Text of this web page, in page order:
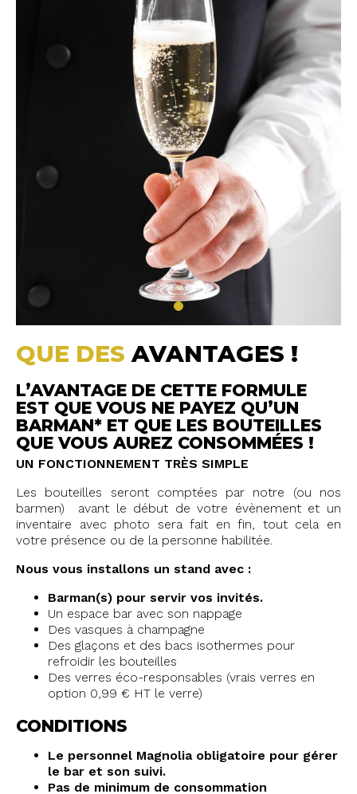
QUE DESAVANTAGES !
L’AVANTAGE DE CETTE FORMULE
EST QUE VOUS NE PAYEZ QU’UN
BARMAN* ET QUE LES BOUTEILLES
QUE VOUS AUREZ CONSOMMÉES !
UN FONCTIONNEMENT TRÈS SIMPLE
Les bouteilles seront comptées par notre (ou nos
barmen) avant le début de votre évènement et un
inventaire avec photo sera fait en fin, tout cela en
votre présence ou de la personne habilitée.
Nous vous installons un stand avec :
Barman(s) pour servir vos invités.
Un espace bar avec son nappage
Des vasques à champagne
Des glaçons et des bacs isothermes pour
refroidir les bouteilles
Des verres éco-responsables (vrais verres en
option 0,99 € HT le verre)
CONDITIONS
Le personnel Magnolia obligatoire pour gérer
le bar et son suivi.
Pas de minimum de consommation